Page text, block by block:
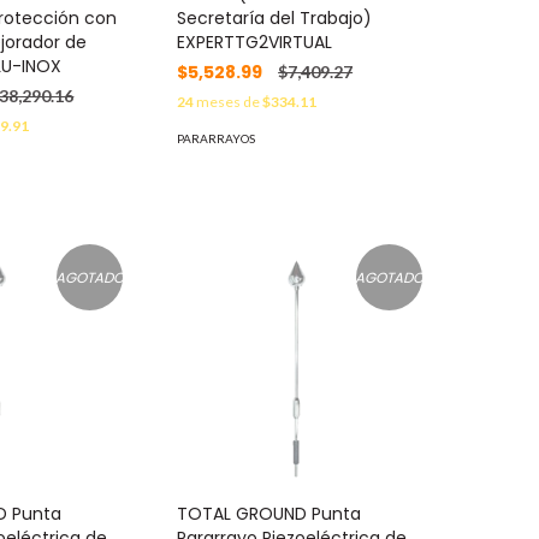
con
de
INOX
Secretaría del Trabajo)
EXPERTTG2VIRTUAL
$5,528.99
$7,409.27
24meses de$334.11
PARARRAYOS
AGOTADO
Punta
AGOTADO
TOTAL GROUND Punta